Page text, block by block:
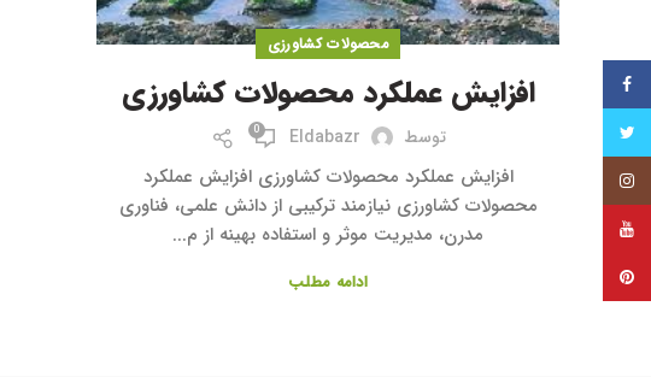
محصولات کشاورزی
افزایش عملکرد محصولات کشاورزی
توسط Eldabazr
0
افزایش عملکرد محصولات کشاورزی افزایش عملکرد
محصولات کشاورزی نیازمند ترکیبی از دانش علمی، فناوری
مدرن، مدیریت موثر و استفاده بهینه از م...
ادامه مطلب
فیس بوک